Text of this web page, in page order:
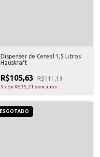
Dispenser de Cereal 1,5 Litros
Hauskraft
R$105,63 R$111,19
3 xde R$35,21 sem juros
ESGOTADO